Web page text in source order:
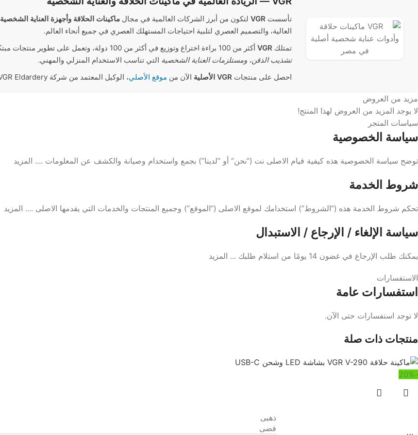
تأسست VGR لتكون من أبرز الشركات العالمية في مجال ماكينات الحلاقة وأجهزة العناية الشخصية
العالية، والتصميم العصري لتلبية احتياجات المستهلك العصري في جميع أنحاء العالم.
تمتلك VGR أكثر من 100 براءة اختراع وتوزيع في أكثر من 100 دولة، وتعمل على تطوير منتجات مبتكرة مثل
تشذيب الذقن، ومستلزمات العناية الشخصية التي تناسب الاستخدام المنزلي والمهني.
احصل على منتجات VGR الأصلية الآن من موقع الأصلي، الوكيل المعتمد من شركة VGR Eldardery في مصر، واستمتع جميع منتجات فيجر الأصلية.
مزيد من العروض
لا يوجد المزيد من العروض لهذا المنتج!
سياسات المتجر
سياسة الخصوصية
توضح سياسة الخصوصية هذه كيفية قيام الاصلى نت (“نحن” أو “لدينا”) بجمع واستخدام وصيانة والكشف عن المعلومات .... المزيد
شروط الخدمة
تحكم شروط الخدمة هذه (“الشروط”) استخدامك لموقع الاصلى (“الموقع”) وجميع المنتجات والخدمات التي يقدمها الاصلى .... المزيد
سياسة الإلغاء / الإرجاع / الاستبدال
يمكنك طلب الإرجاع في غضون 14 يومًا من استلام طلبك ... المزيد
الاستفسارات
استفسارات عامة
لا توجد استفسارات حتى الآن.
منتجات ذات صلة
-20%
ذهبى
فضى